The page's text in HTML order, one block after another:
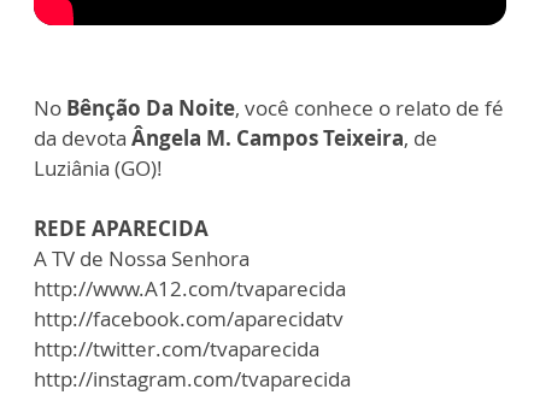
No Bênção Da Noite, você conhece o relato de fé
da devota Ângela M. Campos Teixeira, de
Luziânia (GO)!
REDE APARECIDA
A TV de Nossa Senhora
http://www.A12.com/tvaparecida
http://facebook.com/aparecidatv
http://twitter.com/tvaparecida
http://instagram.com/tvaparecida